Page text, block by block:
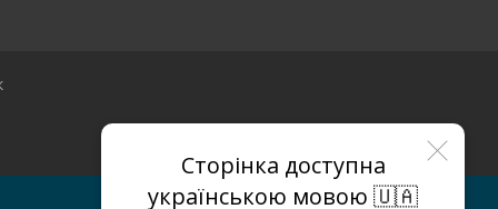
МАГАЗИНЫ
Сторінка доступна
українською мовою 🇺🇦